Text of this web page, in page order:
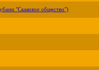
"Скаковое общество")